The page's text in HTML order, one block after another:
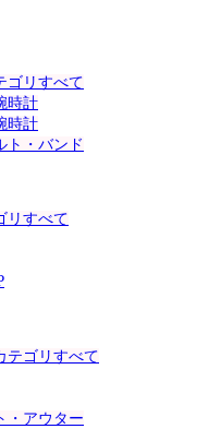
ゴリすべて
時計
時計
ト・バンド
リすべて
テゴリすべて
・アウター